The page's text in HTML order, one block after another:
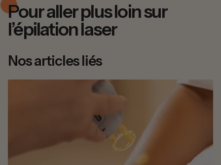
Pour aller plus loin sur
l’épilation laser
Nos articles liés